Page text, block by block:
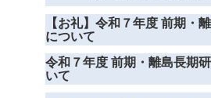
【お礼】令和７年度 前期・
について
令和７年度 前期・離島長期
いて